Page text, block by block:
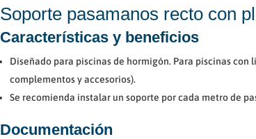
Soporte pasamanos recto con
Características y beneficios
Diseñado para piscinas de hormigón. Para piscinas
complementos y accesorios).
Se recomienda instalar un soporte por cada metro de
Documentación